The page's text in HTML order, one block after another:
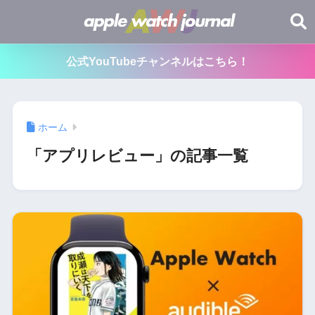
公式YouTubeチャンネルはこちら！
ホーム
「アプリレビュー」の記事一覧